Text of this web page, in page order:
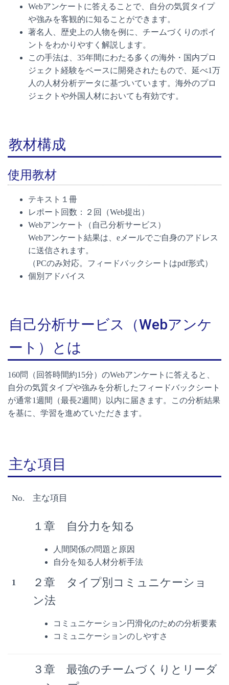
Webアンケートに答えることで、自分の気質タイプ
や強みを客観的に知ることができます。
著名人、歴史上の人物を例に、チームづくりのポイ
ントをわかりやすく解説します。
この手法は、35年間にわたる多くの海外・国内プロ
ジェクト経験をベースに開発されたもので、延べ1万
人の人材分析データに基づいています。海外のプロ
ジェクトや外国人材においても有効です。
教材構成
使用教材
テキスト１冊
レポート回数：２回（Web提出）
Webアンケート（自己分析サービス）
Webアンケート結果は、eメールでご自身のアドレス
に送信されます。
（PCのみ対応。フィードバックシートはpdf形式）
個別アドバイス
自己分析サービス（Webアンケ
ート）とは
160問（回答時間約15分）のWebアンケートに答えると、
自分の気質タイプや強みを分析したフィードバックシート
が通常1週間（最長2週間）以内に届きます。この分析結果
を基に、学習を進めていただきます。
主な項目
No. 主な項目
1
１章 自分力を知る
人間関係の問題と原因
自分を知る人材分析手法
２章 タイプ別コミュニケーショ
ン法
コミュニケーション円滑化のための分析要素
コミュニケーションのしやすさ
３章 最強のチームづくりとリーダ